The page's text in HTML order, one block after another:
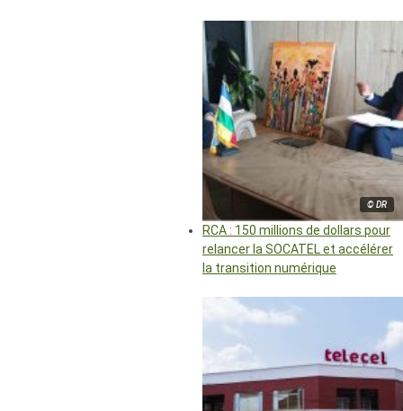
© DR
RCA : 150 millions de dollars pour
relancer la SOCATEL et accélérer
la transition numérique